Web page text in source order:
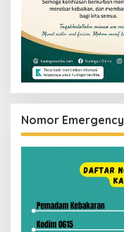
Nomor Emergency